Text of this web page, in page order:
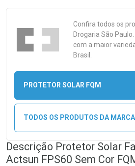
Confira todos os
Drogaria São
com a maior
Brasil.
PROTETOR SOLAR FQM
TODOS OS PRODUTOS DA MARCA
Descrição Protetor Solar
Actsun FPS60 Sem Cor